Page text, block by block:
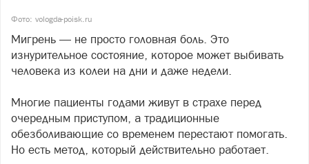
Фото: vologda-poisk.ru
Мигрень — не просто головная боль. Это
изнурительное состояние, которое может выбивать
человека из колеи на дни и даже недели.
Многие пациенты годами живут в страхе перед
очередным приступом, а традиционные
обезболивающие со временем перестают помогать.
Но есть метод, который действительно работает.